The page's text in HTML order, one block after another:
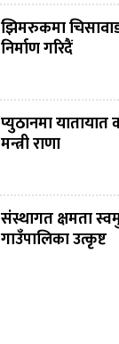
झिमरुकमा
निर्माण गरिदैं
प्युठानमा यातायात
मन्त्री राणा
संस्थागत क्षमता
गाउँपालिका उत्कृष्ट